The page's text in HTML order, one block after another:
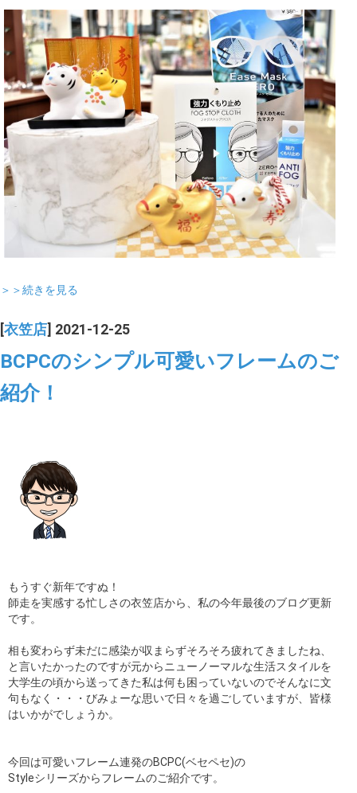
＞＞続きを見る
衣笠店 ] 2021-12-25
BCPCのシンプル可愛いフレームのご
紹介！
もうすぐ新年ですぬ！
師走を実感する忙しさの衣笠店から、私の今年最後のブログ更新
です。
相も変わらず未だに感染が収まらずそろそろ疲れてきましたね、
と言いたかったのですが元からニューノーマルな生活スタイルを
大学生の頃から送ってきた私は何も困っていないのでそんなに文
句もなく・・・びみょーな思いで日々を過ごしていますが、皆様
はいかがでしょうか。
今回は可愛いフレーム連発のBCPC(ベセペセ)の
Styleシリーズからフレームのご紹介です。